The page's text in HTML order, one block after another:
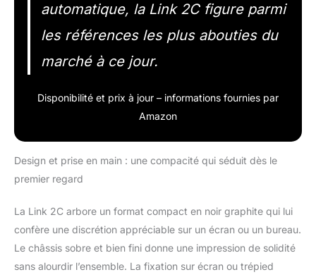
automatique, la Link 2C figure parmi
les références les plus abouties du
marché à ce jour.
Disponibilité et prix à jour – informations fournies par
Amazon
Design et prise en main : une compacité qui séduit dès le
premier regard
La Link 2C arbore un format compact en noir graphite qui lui
confère une discrétion appréciable sur un écran ou un bureau.
Le châssis sobre et bien fini donne une impression de solidité
sans alourdir l’ensemble. La fixation sur écran ou trépied